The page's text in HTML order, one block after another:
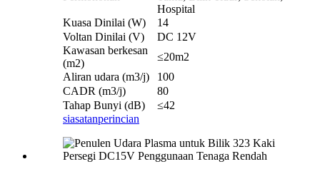
Hospital
Kuasa Dinilai (W)
14
Voltan Dinilai (V)
DC 12V
Kawasan berkesan
(m2)
≤20m2
Aliran udara (m3/j)
100
CADR (m3/j)
80
Tahap Bunyi (dB)
≤42
siasatanperincian